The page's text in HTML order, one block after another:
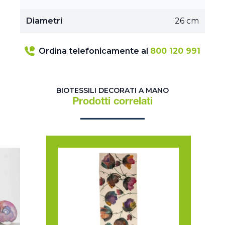
Diametri 26 cm
Ordina telefonicamente al 800 120 991
BIOTESSILI DECORATI A MANO
Prodotti correlati